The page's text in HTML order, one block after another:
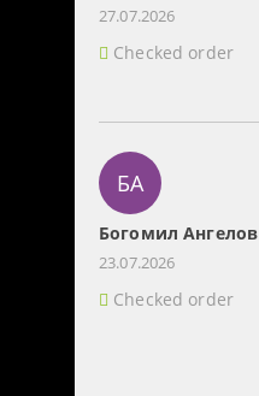
27.07.2026
Checked order
БА
Богомил Ангелов
23.07.2026
Checked order